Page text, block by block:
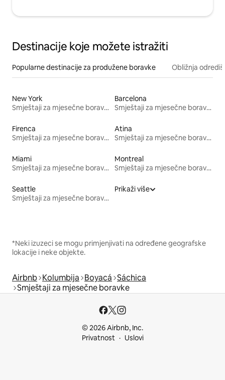
Destinacije koje možete istražiti
Popularne destinacije za produžene boravke Obližnja
New York
Smještaji za mjesečne boravke
Barcelona
Smještaji za mjesečne boravke
Firenca
Smještaji za mjesečne boravke
Atina
Smještaji za mjesečne boravke
Miami
Smještaji za mjesečne boravke
Montreal
Smještaji za mjesečne boravke
Seattle
Smještaji za mjesečne boravke
Prikaži više
*Neki izuzeci se mogu primjenjivati na određene geografske
lokacije i neke objekte.
Airbnb Kolumbija Boyacá Sáchica
Smještaji za mjesečne boravke
© 2026 Airbnb, Inc.
Privatnost
Uslovi